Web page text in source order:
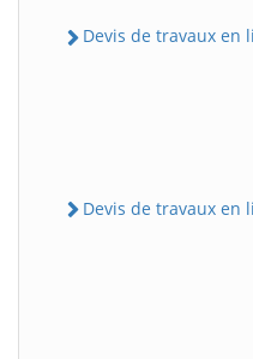
Devis de travaux en
Devis de travaux en